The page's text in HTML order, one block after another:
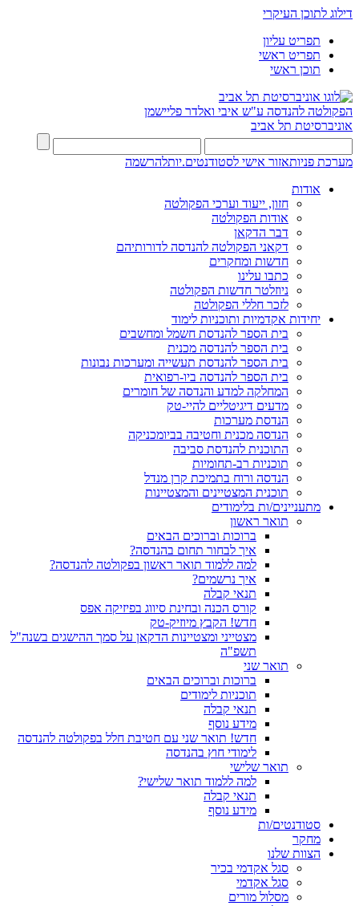
דילוג לתוכן העיקרי
תפריט עליון
תפריט ראשי
תוכן ראשי
הפקולטה להנדסה ע"ש איבי ואלדר פליישמן
אוניברסיטת תל אביב
מערכת פניותאזור אישי לסטודנטים.יותלהרשמה
אודות
חזון, ייעוד וערכי הפקולטה
אודות הפקולטה
דבר הדקאן
דקאני הפקולטה להנדסה לדורותיהם
חדשות ומחקרים
כתבו עלינו
ניוזלטר חדשות הפקולטה
לזכר חללי הפקולטה
יחידות אקדמיות ותוכניות לימוד
בית הספר להנדסת חשמל ומחשבים
בית הספר להנדסה מכנית
בית הספר להנדסת תעשייה ומערכות נבונות
בית הספר להנדסה ביו-רפואית
המחלקה למדע והנדסה של חומרים
מדעים דיגיטליים להיי-טק
הנדסת מערכות
הנדסה מכנית וחטיבה בביומכניקה
התוכנית להנדסת סביבה
תוכניות רב-תחומיות
הנדסה ורוח בתמיכת קרן מנדל
תוכנית המצטיינים והמצטיינות
מתעניינים/ות בלימודים
תואר ראשון
ברוכות וברוכים הבאים
איך לבחור תחום בהנדסה?
למה ללמוד תואר ראשון בפקולטה להנדסה?
איך נרשמים?
תנאי קבלה
קורס הכנה ובחינת סיווג בפיזיקה אפס
חדש! הקבץ מיוזיק-טק
מצטייני ומצטיינות הדקאן על סמך ההישגים בשנה"ל
תשפ"ה
תואר שני
ברוכות וברוכים הבאים
תוכניות לימודים
תנאי קבלה
מידע נוסף
חדש! תואר שני עם חטיבת חלל בפקולטה להנדסה
לימודי חוץ בהנדסה
תואר שלישי
למה ללמוד תואר שלישי?
תנאי קבלה
מידע נוסף
סטודנטים/ות
מחקר
הצוות שלנו
סגל אקדמי בכיר
סגל אקדמי
מסלול מורים